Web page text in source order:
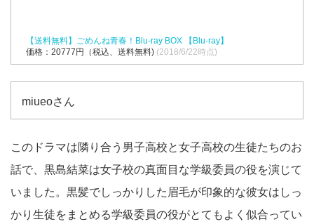
【送料無料】ごめんね青春！Blu-ray BOX 【Blu-ray】
価格：20777円（税込、送料無料) (2018/6/22時点)
miueoさん
このドラマは隣り合う男子高校と女子高校の生徒たちのお
話で、黒島結菜は女子校の真面目な学級委員の役を演じて
いました。黒髪でしっかりした眉毛が印象的な彼女はしっ
かり生徒をまとめる学級委員の役がとてもよく似合ってい